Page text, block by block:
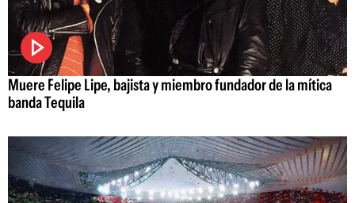
Muere Felipe Lipe, bajista y miembro fundador de la mítica
banda Tequila